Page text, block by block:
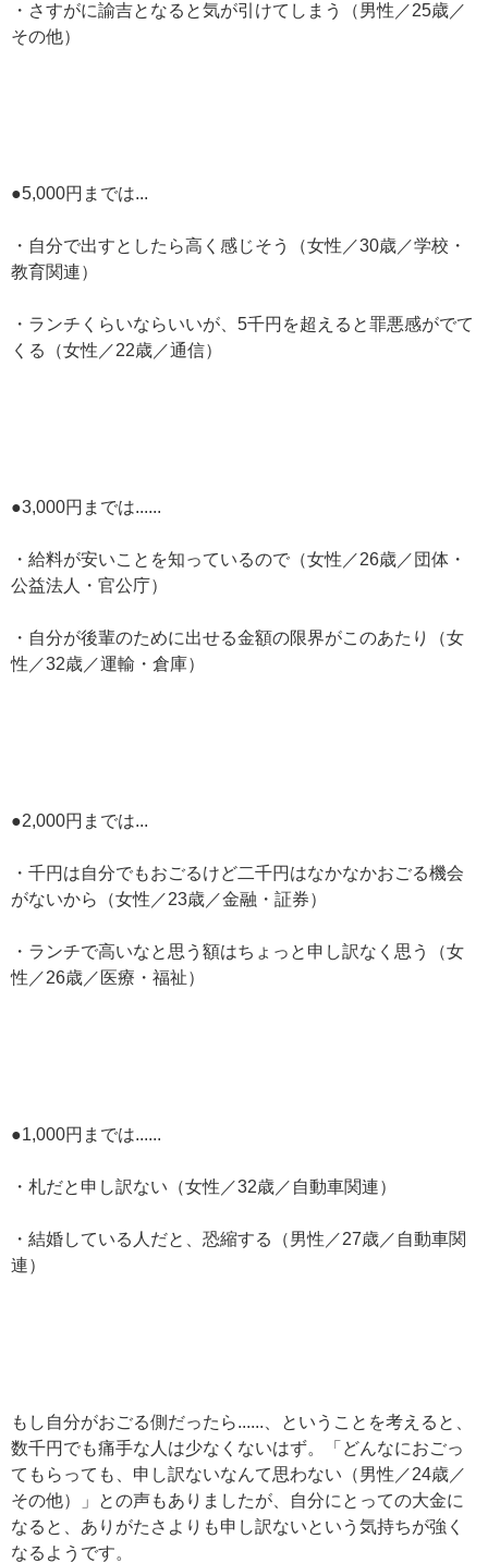
・さすがに諭吉となると気が引けてしまう（男性／25歳／
その他）
●5,000円までは...
・自分で出すとしたら高く感じそう（女性／30歳／学校・
教育関連）
・ランチくらいならいいが、5千円を超えると罪悪感がでて
くる（女性／22歳／通信）
●3,000円までは......
・給料が安いことを知っているので（女性／26歳／団体・
公益法人・官公庁）
・自分が後輩のために出せる金額の限界がこのあたり（女
性／32歳／運輸・倉庫）
●2,000円までは...
・千円は自分でもおごるけど二千円はなかなかおごる機会
がないから（女性／23歳／金融・証券）
・ランチで高いなと思う額はちょっと申し訳なく思う（女
性／26歳／医療・福祉）
●1,000円までは......
・札だと申し訳ない（女性／32歳／自動車関連）
・結婚している人だと、恐縮する（男性／27歳／自動車関
連）
もし自分がおごる側だったら......、ということを考えると、
数千円でも痛手な人は少なくないはず。「どんなにおごっ
てもらっても、申し訳ないなんて思わない（男性／24歳／
その他）」との声もありましたが、自分にとっての大金に
なると、ありがたさよりも申し訳ないという気持ちが強く
なるようです。